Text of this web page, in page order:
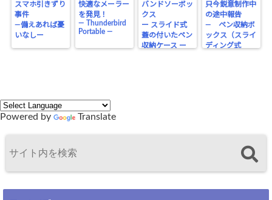
スマホ引きずり
事件
―備えあれば憂
いなしー
快適なメーラー
を発見！
― Thunderbird
Portable ―
バンドソーボッ
クス
ー スライド式
蓋の付いたペン
収納ケース ー
只今鋭意制作中
の途中報告
― ペン収納ボ
ックス（スライ
ディング式
Powered by Translate